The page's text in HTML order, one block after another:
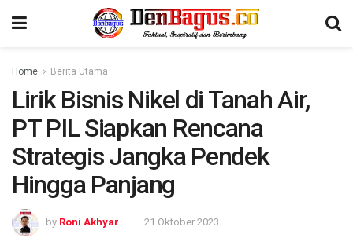
Home Berita Utama
Lirik Bisnis Nikel di Tanah Air,
PT PIL Siapkan Rencana
Strategis Jangka Pendek
Hingga Panjang
by Roni Akhyar 21 Oktober 2023